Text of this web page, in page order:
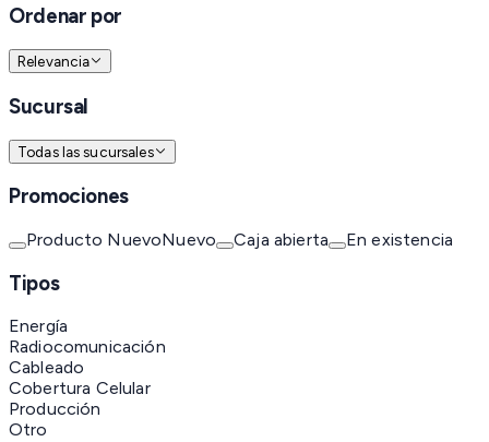
Ordenar por
Relevancia
Sucursal
Todas las sucursales
Promociones
Producto NuevoNuevo Caja abierta En existencia
Tipos
Energía
Radiocomunicación
Cableado
Cobertura Celular
Producción
Otro